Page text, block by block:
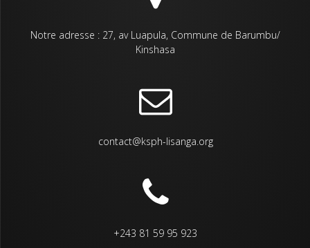
Notre adresse : 27, av Luapula, Commune de Barumbu/
Kinshasa
contact@ksph-lisanga.org
+243 81 59 95 923